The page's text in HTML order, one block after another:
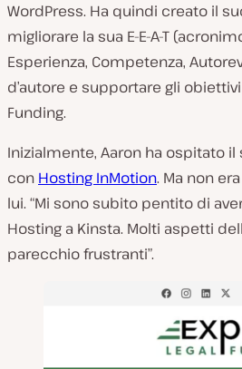
WordPress. Ha quindi creato il
migliorare la sua E-E-A-T
Esperienza, Competenza,
d’autore e supportare gli obiettivi
Funding.
Inizialmente, Aaron ha ospitato
con Hosting InMotion. Ma non
lui. “Mi sono subito pentito di
Hosting a Kinsta. Molti aspetti
parecchio frustranti”.